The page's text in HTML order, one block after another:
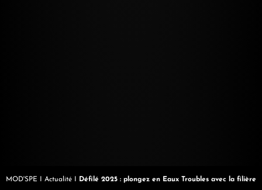
MOD'SPE Actualité Défilé 2025 : plongez en Eaux Troubles avec la filière